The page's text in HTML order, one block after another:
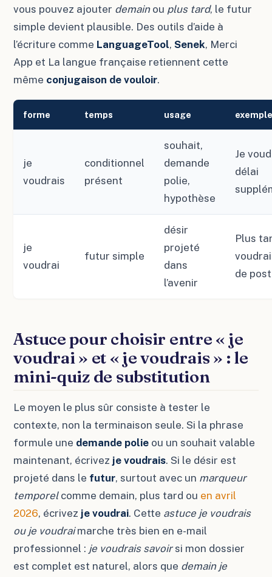
vous pouvez ajouter demainou plus tard, le futur
simple devient plausible. Des outils d’aide à
l’écriture comme LanguageTool,Senek, Merci
App et La langue française retiennent cette
même conjugaison de vouloir.
forme temps usage
je
voudrais
conditionnel
présent
souhait,
demande
polie,
hypothèse
Je
délai
je
voudrai
futur simple
désir
projeté
dans
l’avenir
Plus
de
Astuce pour choisir entre « je
voudrai » et « je voudrais » : le
mini-quiz de substitution
Le moyen le plus sûr consiste à tester le
contexte, non la terminaison seule. Si la phrase
formule une demande polie ou un souhait valable
maintenant, écrivez je voudrais. Si le désir est
projeté dans le futur, surtout avec un marqueur
temporelcomme demain, plus tard ou en avril
2026, écrivez je voudrai. Cette astuce je voudrais
ou je voudraimarche très bien en e-mail
professionnel : je voudrais savoirsi mon dossier
est complet est naturel, alors que demain je